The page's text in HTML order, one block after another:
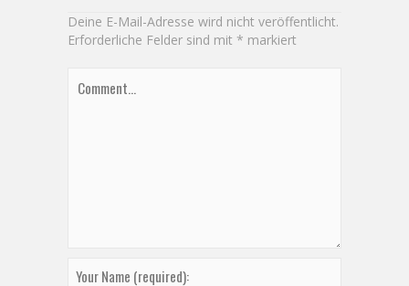
Deine E-Mail-Adresse wird nicht veröffentlicht.
Erforderliche Felder sind mit * markiert